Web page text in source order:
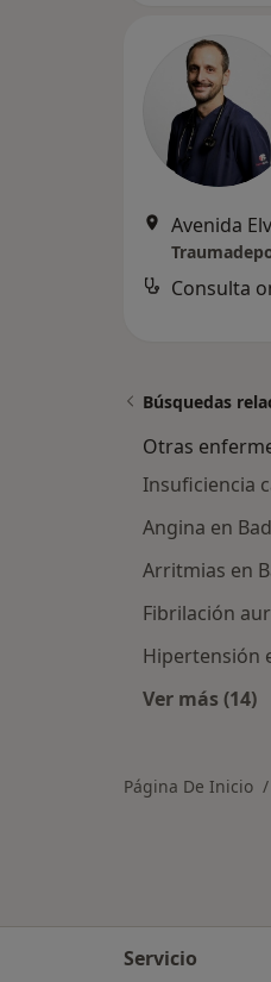
Avenida
Consulta
Búsquedas
Otras
Insuficiencia
Angina en
Arritmias en
Fibrilación
Hipertensión
Ver más (14)
Página De Inicio
Servicio